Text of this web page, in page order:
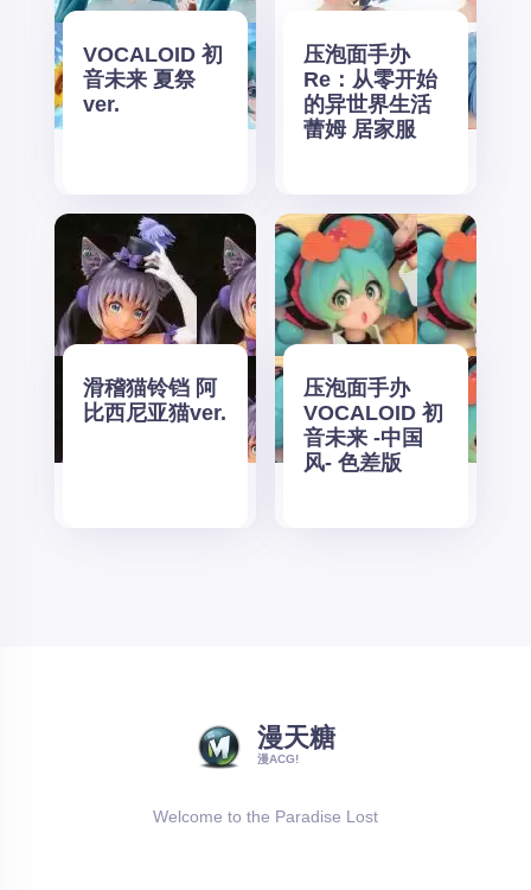
VOCALOID 初
音未来 夏祭
ver.
压泡面手办
Re：从零开始
的异世界生活
蕾姆 居家服
滑稽猫铃铛 阿
比西尼亚猫ver.
压泡面手办
VOCALOID 初
音未来 -中国
风- 色差版
漫天糖
漫ACG!
Welcome to the Paradise Lost